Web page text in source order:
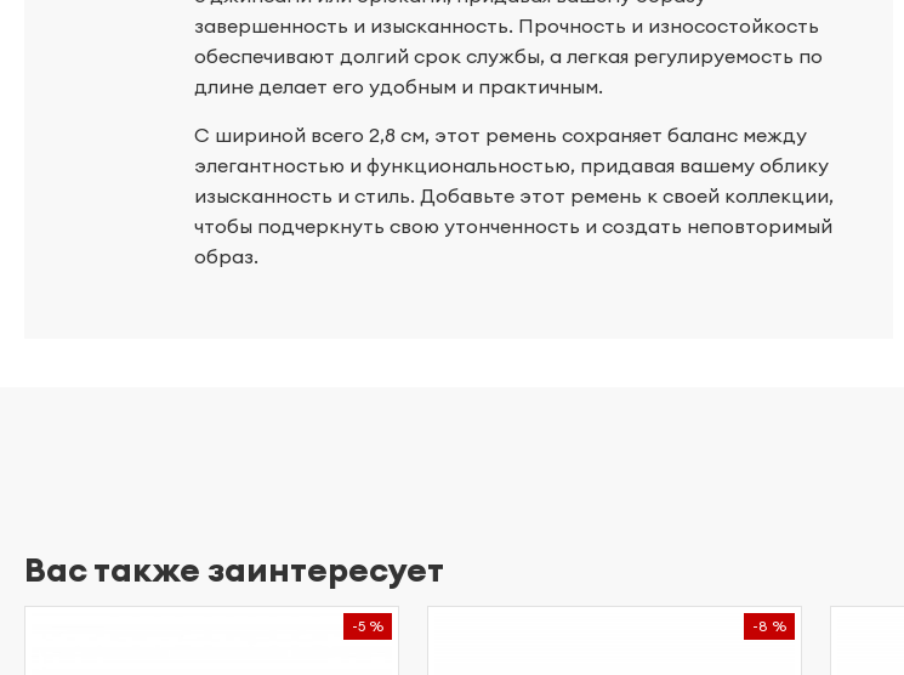
завершенность и изысканность. Прочность и износостойкость
обеспечивают долгий срок службы, а легкая регулируемость по
длине делает его удобным и практичным.
С шириной всего 2,8 см, этот ремень сохраняет баланс между
элегантностью и функциональностью, придавая вашему облику
изысканность и стиль. Добавьте этот ремень к своей коллекции,
чтобы подчеркнуть свою утонченность и создать неповторимый
образ.
Вас также заинтересует
-5 % -8 %